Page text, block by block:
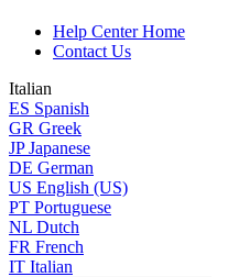
Help Center Home
Contact Us
Italian
ES Spanish
GR Greek
JP Japanese
DE German
US English (US)
PT Portuguese
NL Dutch
FR French
IT Italian